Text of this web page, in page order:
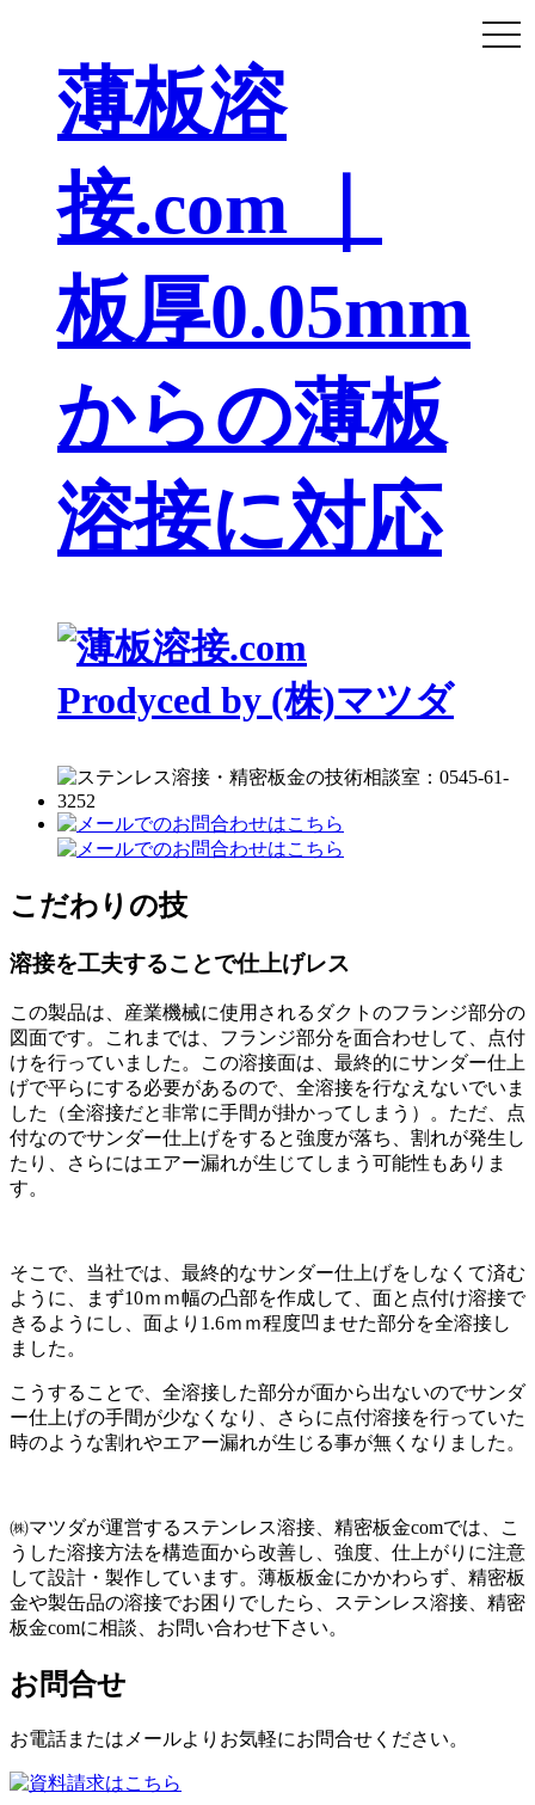
薄板溶
接.com ｜
板厚0.05mm
からの薄板
溶接に対応
Prodyced by (株)マツダ
こだわりの技
溶接を工夫することで仕上げレス
この製品は、産業機械に使用されるダクトのフランジ部分の
図面です。これまでは、フランジ部分を面合わせして、点付
けを行っていました。この溶接面は、最終的にサンダー仕上
げで平らにする必要があるので、全溶接を行なえないでいま
した（全溶接だと非常に手間が掛かってしまう）。ただ、点
付なのでサンダー仕上げをすると強度が落ち、割れが発生し
たり、さらにはエアー漏れが生じてしまう可能性もありま
す。
そこで、当社では、最終的なサンダー仕上げをしなくて済む
ように、まず10ｍｍ幅の凸部を作成して、面と点付け溶接で
きるようにし、面より1.6ｍｍ程度凹ませた部分を全溶接し
ました。
こうすることで、全溶接した部分が面から出ないのでサンダ
ー仕上げの手間が少なくなり、さらに点付溶接を行っていた
時のような割れやエアー漏れが生じる事が無くなりました。
㈱マツダが運営するステンレス溶接、精密板金comでは、こ
うした溶接方法を構造面から改善し、強度、仕上がりに注意
して設計・製作しています。薄板板金にかかわらず、精密板
金や製缶品の溶接でお困りでしたら、ステンレス溶接、精密
板金comに相談、お問い合わせ下さい。
お問合せ
お電話またはメールよりお気軽にお問合せください。